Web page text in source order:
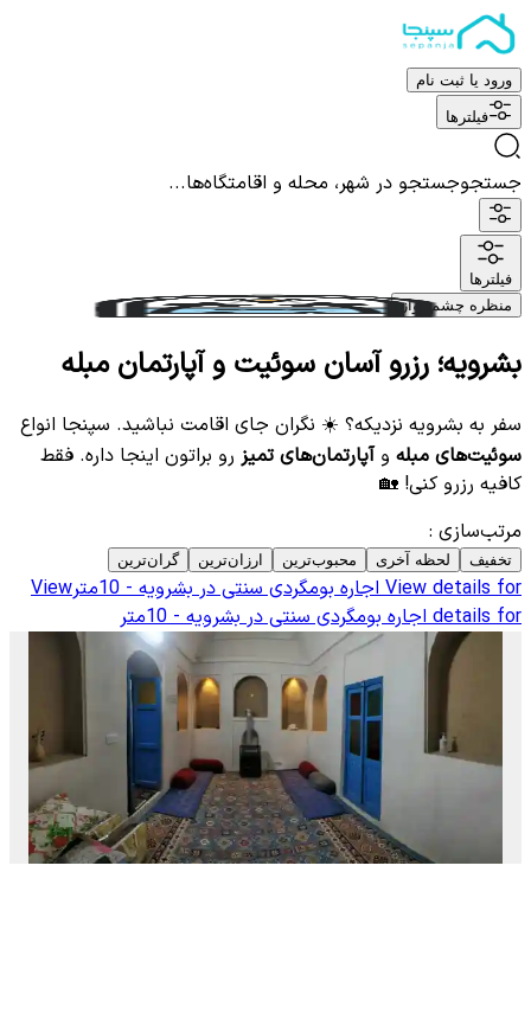
ورود یا ثبت نام
فیلترها
جستجوجستجو در شهر، محله و اقامتگاه‌ها...
فیلترها
منظره چشم نواز
بشرویه؛ رزرو آسان سوئیت و آپارتمان مبله
سفر به بشرویه نزدیکه؟ ☀️ نگران جای اقامت نباشید. سپنجا انواع
سوئیت‌های مبله وآپارتمان‌های تمیز رو براتون اینجا داره. فقط
کافیه رزرو کنی! 🏡
مرتب‌سازی :
تخفیف لحظه آخری محبوب‌ترین ارزان‌ترین گران‌ترین
View details for اجاره بومگردی سنتی در بشرویه - 10متر
View
details for اجاره بومگردی سنتی در بشرویه - 10متر